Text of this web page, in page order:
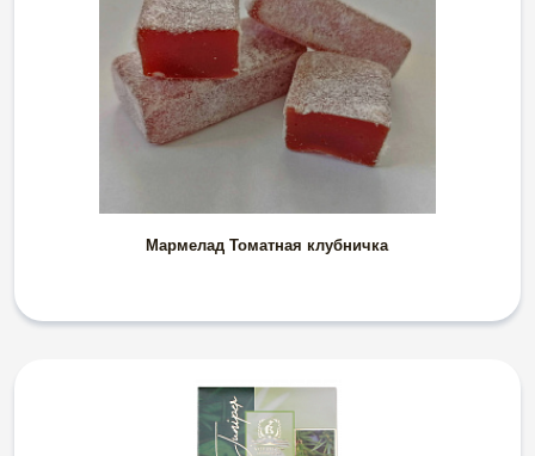
Мармелад Томатная клубничка